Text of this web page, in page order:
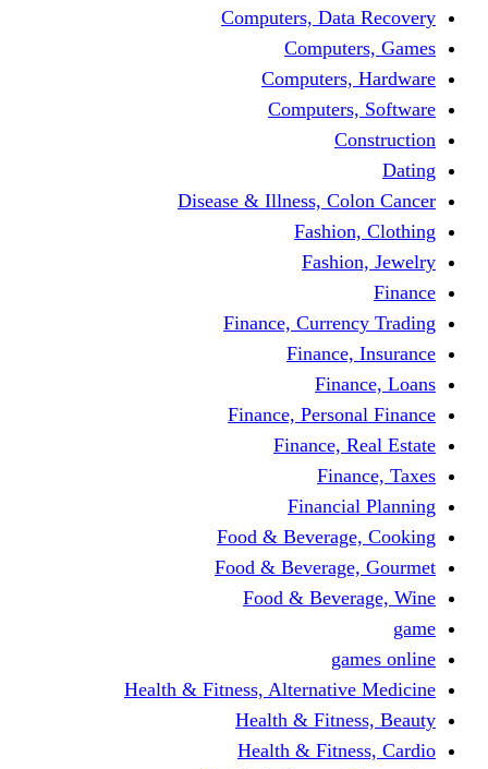
Computers,
Disease & Illness,
Finance,
Finance,
Finance,
Food &
Food &
Food &
Health & Fitness,
Health &
Health &